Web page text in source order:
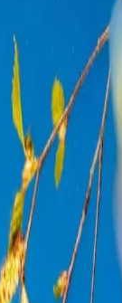
AdobeStock
Das sind
oder
leidet an
Neue mit den
Ihnen
an. Es